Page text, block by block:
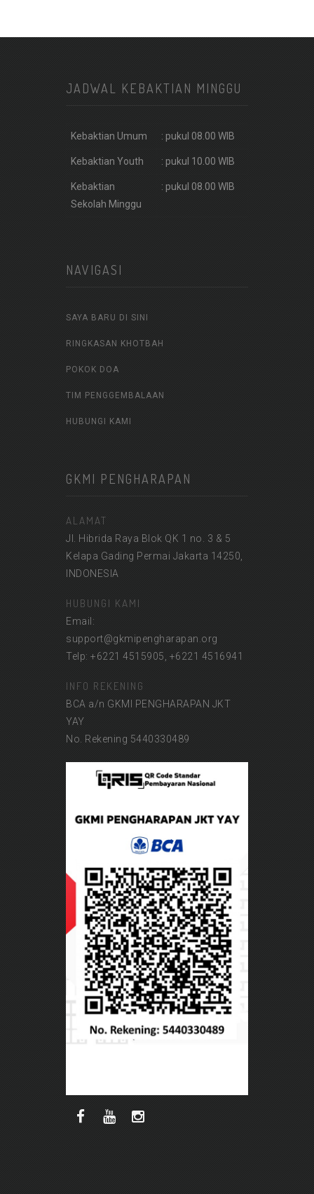
JADWAL KEBAKTIAN MINGGU
Kebaktian Umum : pukul 08.00 WIB
Kebaktian Youth : pukul 10.00 WIB
Kebaktian
Sekolah Minggu
: pukul 08.00 WIB
NAVIGASI
SAYA BARU DI SINI
RINGKASAN KHOTBAH
POKOK DOA
TIM PENGGEMBALAAN
HUBUNGI KAMI
GKMI PENGHARAPAN
ALAMAT
Jl. Hibrida Raya Blok QK 1 no. 3 & 5
Kelapa Gading Permai Jakarta 14250,
INDONESIA
HUBUNGI KAMI
Email:
support@gkmipengharapan.org
Telp: +6221 4515905, +6221 4516941
INFO REKENING
BCA a/n GKMI PENGHARAPAN JKT
YAY
No. Rekening 5440330489